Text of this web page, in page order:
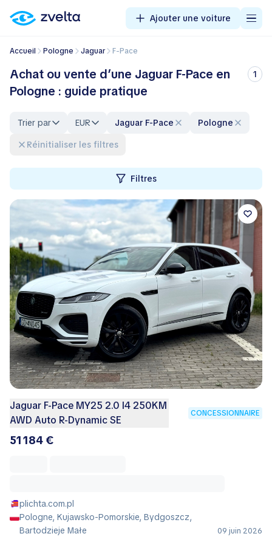
Ajouter une voiture
Accueil Pologne Jaguar F-Pace
Achat ou vente d’une Jaguar F-Pace en
Pologne : guide pratique
1
Trier par EUR Jaguar F-Pace
Pologne
Réinitialiser les filtres
Filtres
Jaguar F-Pace MY25 2.0 I4 250KM
AWD Auto R-Dynamic SE
CONCESSIONNAIRE
51 184 €
plichta.com.pl
Pologne, Kujawsko-Pomorskie, Bydgoszcz,
Bartodzieje Małe
09 juin 2026